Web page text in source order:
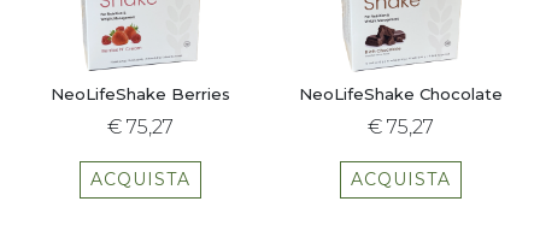
NeoLifeShake Berries
€ 75,27
ACQUISTA
NeoLifeShake Chocolate
€ 75,27
ACQUISTA